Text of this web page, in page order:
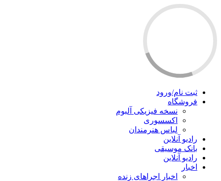
ثبت نام/ورود
فروشگاه
نسخه فیزیکی آلبوم
اکسسوری
لباس هنرمندان
رادیو آنلاین
بانک موسیقی
رادیو آنلاین
اخبار
اخبار اجراهای زنده